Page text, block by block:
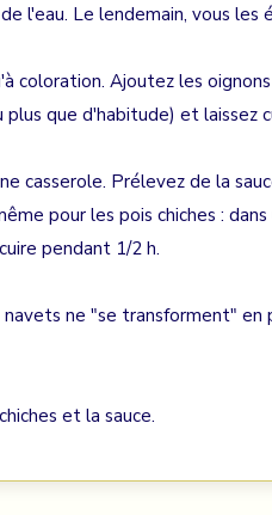
l'eau. Le lendemain, vous les
coloration. Ajoutez les
que d'habitude) et laissez
casserole. Prélevez de la
pour les pois chiches :
pendant 1/2 h.
ne "se transforment" en
et la sauce.